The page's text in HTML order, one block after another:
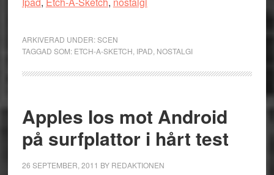
ARKIVERAD UNDER:SCEN
TAGGAD SOM: ETCH-A-SKETCH IPAD NOSTALGI
Apples Ios mot Android
på surfplattor i hårt test
26 SEPTEMBER, 2011 BY REDAKTIONEN